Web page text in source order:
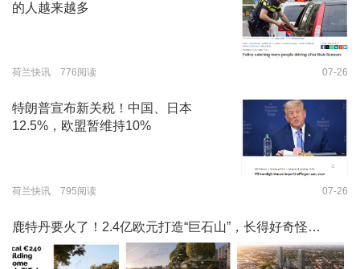
的人越来越多
荷兰快讯 776阅读 07-26
特朗普宣布新关税！中国、日本
12.5%，欧盟暂维持10%
荷兰快讯 795阅读 07-26
鹿特丹要火了！2.4亿欧元打造“巨石山”，长得好奇怪…